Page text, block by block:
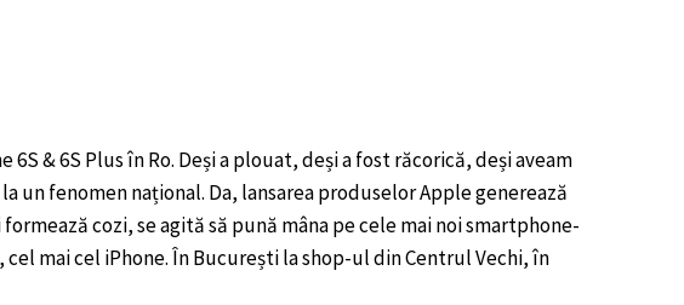
& 6S Plus în Ro. Deși a plouat, deși a fost răcorică, deși aveam
un fenomen național. Da, lansarea produselor Apple generează
cozi, se agită să pună mâna pe cele mai noi smartphone-
cel mai cel iPhone. În București la shop-ul din Centrul Vechi, în